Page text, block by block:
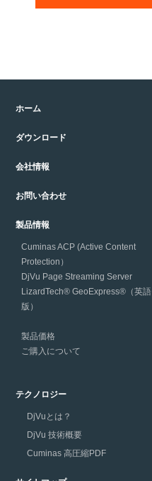
ホーム
ダウンロード
会社情報
お問い合わせ
製品情報
Cuminas ACP (Active Content
Protection）
DjVu Page Streaming Server
LizardTech® GeoExpress®（英語
版）
製品価格
ご購入について
テクノロジー
DjVuとは？
DjVu 技術概要
Cuminas 高圧縮PDF